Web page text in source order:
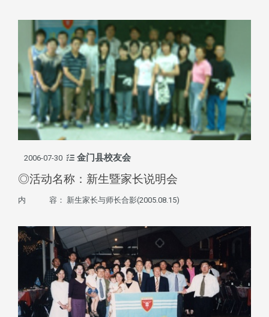
2006-07-30 金门县校友会
◎活动名称：新生暨家长说明会
内 容： 新生家长与师长合影(2005.08.15)